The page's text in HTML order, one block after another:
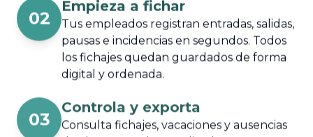
02
Empieza a fichar
Tus empleados registran entradas, salidas,
pausas e incidencias en segundos. Todos
los fichajes quedan guardados de forma
digital y ordenada.
03
Controla y exporta
Consulta fichajes, vacaciones y ausencias